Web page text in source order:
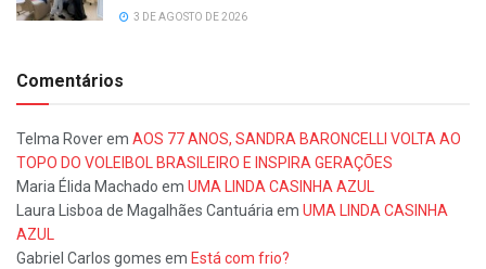
3 DE AGOSTO DE 2026
Comentários
Telma Roverem AOS 77 ANOS, SANDRA BARONCELLI VOLTA AO
TOPO DO VOLEIBOL BRASILEIRO E INSPIRA GERAÇÕES
Maria Élida Machado em UMA LINDA CASINHA AZUL
Laura Lisboa de Magalhães Cantuáriaem UMA LINDA CASINHA
AZUL
Gabriel Carlos gomes em Está com frio?